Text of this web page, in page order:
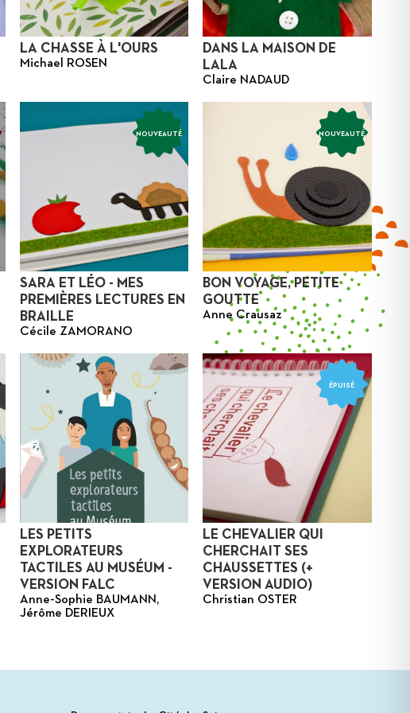
LA CHASSE À L'OURS
Michael ROSEN
DANS LA MAISON DE
LALA
Claire NADAUD
SARA ET LÉO - MES
PREMIÈRES LECTURES EN
BRAILLE
Cécile ZAMORANO
NOUVEAUTÉ
BON VOYAGE, PETITE
GOUTTE
Anne Crausaz
NOUVEAUTÉ
LES PETITS
EXPLORATEURS
TACTILES AU MUSÉUM -
VERSION FALC
Anne-Sophie BAUMANN,
Jérôme DERIEUX
LE CHEVALIER QUI
CHERCHAIT SES
CHAUSSETTES (+
VERSION AUDIO)
Christian OSTER
ÉPUISÉ